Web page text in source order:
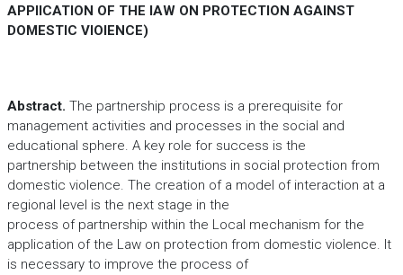
APPlICATION OF THE lAW ON PROTECTION AGAINST
DOMESTIC VIOlENCE)
Abstract. The partnership process is a prerequisite for
management activities and processes in the social and
educational sphere. A key role for success is the
partnership between the institutions in social protection from
domestic violence. The creation of a model of interaction at a
regional level is the next stage in the
process of partnership within the Local mechanism for the
application of the Law on protection from domestic violence. It
is necessary to improve the process of